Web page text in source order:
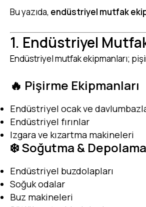
Bu yazıda, endüstriyel mutfak
1. Endüstriyel
Endüstriyel mutfak ekipmanları;
🔥 Pişirme Ekipmanları
Endüstriyel ocak ve
Endüstriyel fırınlar
Izgara ve kızartma makineleri
❄️ Soğutma &
Endüstriyel buzdolapları
Soğuk odalar
Buz makineleri